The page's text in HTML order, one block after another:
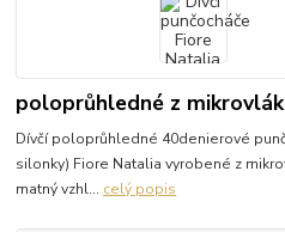
poloprůhledné z
Dívčí poloprůhledné 40denierové
silonky) Fiore Natalia vyrobené z
matný vzhl... celý popis